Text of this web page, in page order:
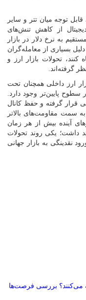
قابل توجه میان تتر و سایر
از کاهش تنش‌های
به نرخ دلار در بازار
بسیاری از معامله‌گران
تحولات بازار ارز و
گرفته‌اند.
ارز داخلی همچنان تحت
سطوح پایین‌تر وجود دارد.
قرار گرفته و حفظ کانال
به سمت مقاومت‌های بالاتر
آینده بیش از هر زمان
داشت؛ یکی روند تحولات
نقدینگی به بازار جهانی
می‌کنند؟ بررسی فرصت‌ها